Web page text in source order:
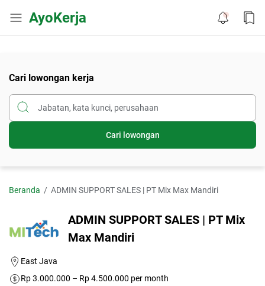
AyoKerja
Cari lowongan kerja
Cari lowongan
Beranda ADMIN SUPPORT SALES | PT Mix Max Mandiri
ADMIN SUPPORT SALES | PT Mix
Max Mandiri
East Java
Rp 3.000.000 – Rp 4.500.000 per month